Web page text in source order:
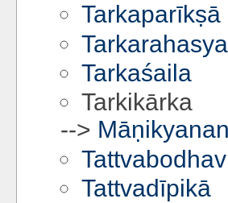
Tarkaparīkṣā
Tarkaśaila
Tarkikārka
-->
Tattvadīpikā